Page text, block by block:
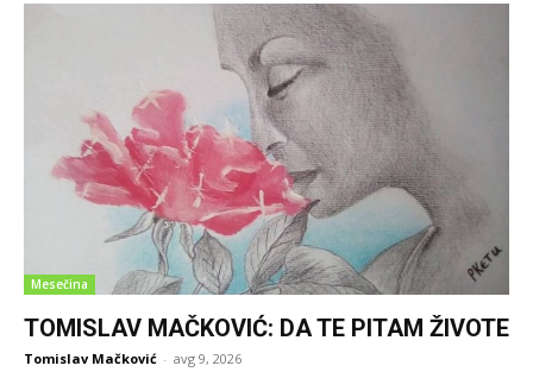
Mesečina
TOMISLAV MAČKOVIĆ: DA TE PITAM ŽIVOTE
Tomislav Mačković - avg 9, 2026